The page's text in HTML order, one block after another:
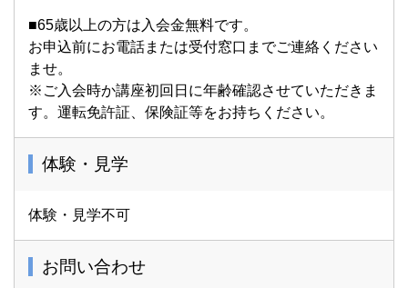
■65歳以上の方は入会金無料です。
お申込前にお電話または受付窓口までご連絡ください
ませ。
※ご入会時か講座初回日に年齢確認させていただきま
す。運転免許証、保険証等をお持ちください。
体験・見学
体験・見学不可
お問い合わせ